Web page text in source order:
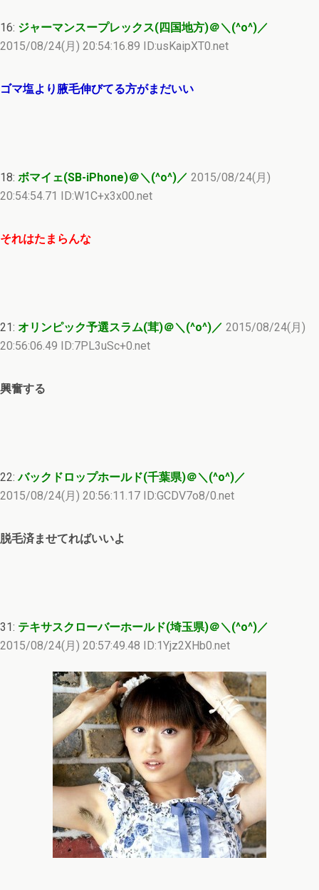
16: ジャーマンスープレックス(四国地方)＠＼(^o^)／
2015/08/24(月) 20:54:16.89 ID:usKaipXT0.net
ゴマ塩より腋毛伸びてる方がまだいい
18: ボマイェ(SB-iPhone)＠＼(^o^)／ 2015/08/24(月)
20:54:54.71 ID:W1C+x3x00.net
それはたまらんな
21: オリンピック予選スラム(茸)＠＼(^o^)／ 2015/08/24(月)
20:56:06.49 ID:7PL3uSc+0.net
興奮する
22:バックドロップホールド(千葉県)＠＼(^o^)／
2015/08/24(月) 20:56:11.17 ID:GCDV7o8/0.net
脱毛済ませてればいいよ
31: テキサスクローバーホールド(埼玉県)＠＼(^o^)／
2015/08/24(月) 20:57:49.48 ID:1Yjz2XHb0.net